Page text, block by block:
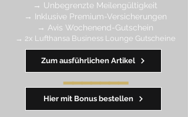
→ Unbegrenzte Meilengültigkeit
→ Inklusive Premium-Versicherungen
→ Avis Wochenend-Gutschein
→ 2x Lufthansa Business Lounge Gutscheine
━━━━━━━
Hier mit Bonus bestellen
Zum ausführlichen Artikel